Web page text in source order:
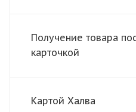
Получение товара
карточкой
Картой Халва